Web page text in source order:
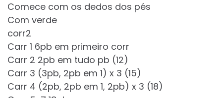
Comece com os dedos dos pés
Com verde
corr2
Carr 1 6pb em primeiro corr
Carr 2 2pb em tudo pb (12)
Carr 3 (3pb, 2pb em 1) x 3 (15)
Carr 4 (2pb, 2pb em 1, 2pb) x 3 (18)